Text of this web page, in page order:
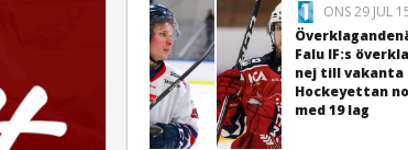
ONS 29 JUL
Falu IF:s
nej till vakanta
Hockeyettan
med 19 lag